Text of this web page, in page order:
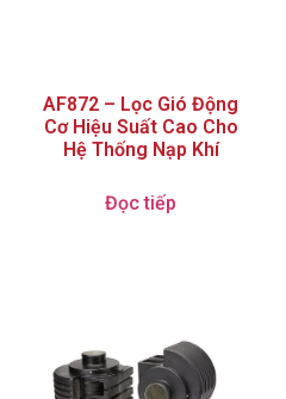
AF872 – Lọc Gió Động
Cơ Hiệu Suất Cao Cho
Hệ Thống Nạp Khí
Đọc tiếp